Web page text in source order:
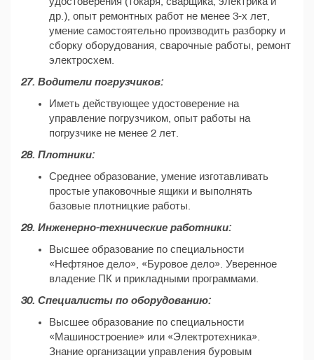
др.), опыт ремонтных работ не менее 3-х лет,
умение самостоятельно производить разборку и
сборку оборудования, сварочные работы, ремонт
электросхем.
27. Водители погрузчиков:
Иметь действующее удостоверение на
управление погрузчиком, опыт работы на
погрузчике не менее 2 лет.
28. Плотники:
Среднее образование, умение изготавливать
простые упаковочные ящики и выполнять
базовые плотницкие работы.
29. Инженерно-технические работники:
Высшее образование по специальности
«Нефтяное дело», «Буровое дело». Уверенное
владение ПК и прикладными программами.
30. Специалисты по оборудованию:
Высшее образование по специальности
«Машиностроение» или «Электротехника».
Знание организации управления буровым